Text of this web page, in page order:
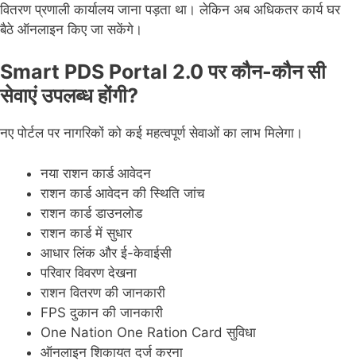
वितरण प्रणाली कार्यालय जाना पड़ता था। लेकिन अब अधिकतर कार्य घर
बैठे ऑनलाइन किए जा सकेंगे।
Smart PDS Portal 2.0 पर कौन-कौन सी
सेवाएं उपलब्ध होंगी?
नए पोर्टल पर नागरिकों को कई महत्वपूर्ण सेवाओं का लाभ मिलेगा।
नया राशन कार्ड आवेदन
राशन कार्ड आवेदन की स्थिति जांच
राशन कार्ड डाउनलोड
राशन कार्ड में सुधार
आधार लिंक और ई-केवाईसी
परिवार विवरण देखना
राशन वितरण की जानकारी
FPS दुकान की जानकारी
One Nation One Ration Card सुविधा
ऑनलाइन शिकायत दर्ज करना